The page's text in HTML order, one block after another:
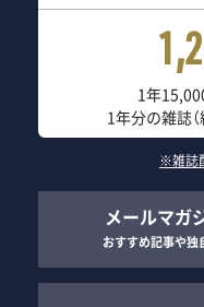
1年
1年分の雑誌
※雑誌
メールマガ
おすすめ記事や独